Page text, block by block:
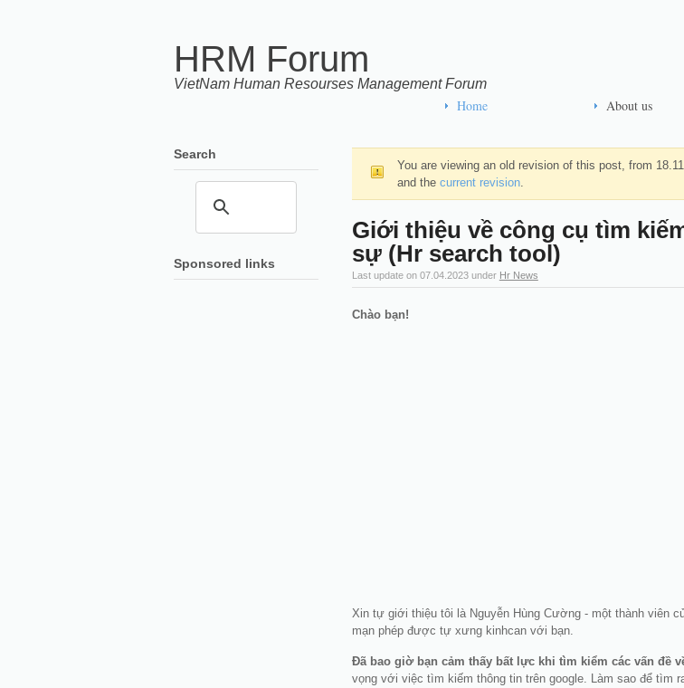
HRM Forum
VietNam Human Resourses Management Forum
Home About us
You are viewing an old revision of this post, from
and the current revision.
Giới thiệu về công cụ tìm
sự (Hr search tool)
Last update on07.04.2023 under Hr News
Chào bạn!
Xin tự giới thiệu tôi là Nguyễn Hùng Cường - một thành viên
mạn phép được tự xưng kinhcan với bạn.
Đã bao giờ bạn cảm thấy bất lực khi tìm kiểm các vấn đề
vọng với việc tìm kiếm thông tin trên google. Làm sao để
Search
Sponsored links